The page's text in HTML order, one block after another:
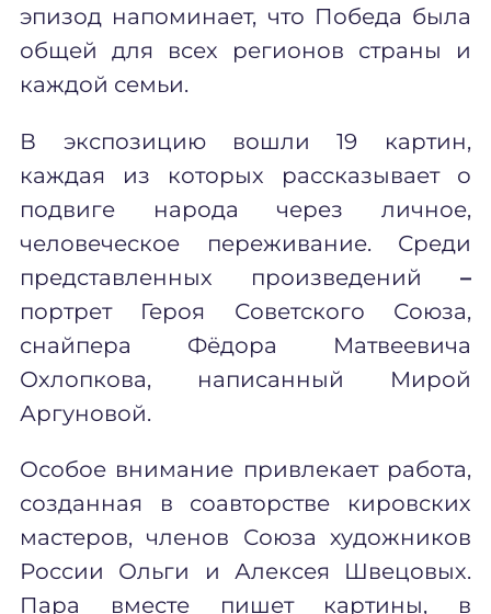
эпизод напоминает, что Победа была
общей для всех регионов страны и
каждой семьи.
В экспозицию вошли 19 картин,
каждая из которых рассказывает о
подвиге народа через личное,
человеческое переживание. Среди
представленных произведений –
портрет Героя Советского Союза,
снайпера Фёдора Матвеевича
Охлопкова, написанный Мирой
Аргуновой.
Особое внимание привлекает работа,
созданная в соавторстве кировских
мастеров, членов Союза художников
России Ольги и Алексея Швецовых.
Пара вместе пишет картины, в